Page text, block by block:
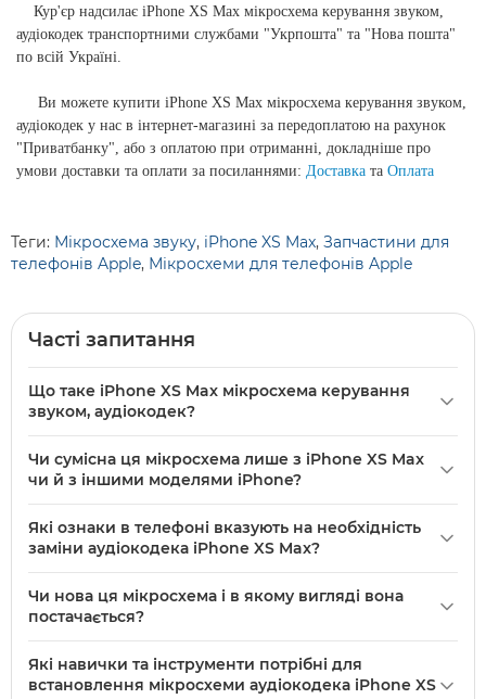
Кур'єр надсилає iPhone XS Max мікросхема керування звуком,
аудіокодек транспортними службами "Укрпошта" та "Нова пошта"
по всій Україні.
Ви можете купити iPhone XS Max мікросхема керування звуком,
аудіокодек у нас в інтернет-магазині за передоплатою на рахунок
"Приватбанку", або з оплатою при отриманні, докладніше про
умови доставки та оплати за посиланнями: Доставка та Оплата
Теги: Мікросхема звуку, iPhone XS Max, Запчастини для
телефонів Apple, Мікросхеми для телефонів Apple
Часті запитання
Що таке iPhone XS Max мікросхема керування
звуком, аудіокодек?
— це оригінальна електронна деталь для моделі iPhone
керування звуковими функціями. Деталь нова і
продається поштучно, призначена для заміни
Чи сумісна ця мікросхема лише з iPhone XS Max
чи й з іншими моделями iPhone?
iPhone XS Max. Використовуйте її лише для плат та збірок
майданчики в різних моделях iPhone відрізняються.
Які ознаки в телефоні вказують на необхідність
заміни аудіокодека iPhone XS Max?
динаміках або навушниках, проблеми з мікрофоном, не
при механічних пошкодженнях плати. Діагностику краще
проводити з осцилографом або спеціалізованим
Чи нова ця мікросхема і в якому вигляді вона
постачається?
за 1 шт.; деталь постачається як окремий компонент для
Які навички та інструменти потрібні для
встановлення мікросхеми аудіокодека iPhone XS